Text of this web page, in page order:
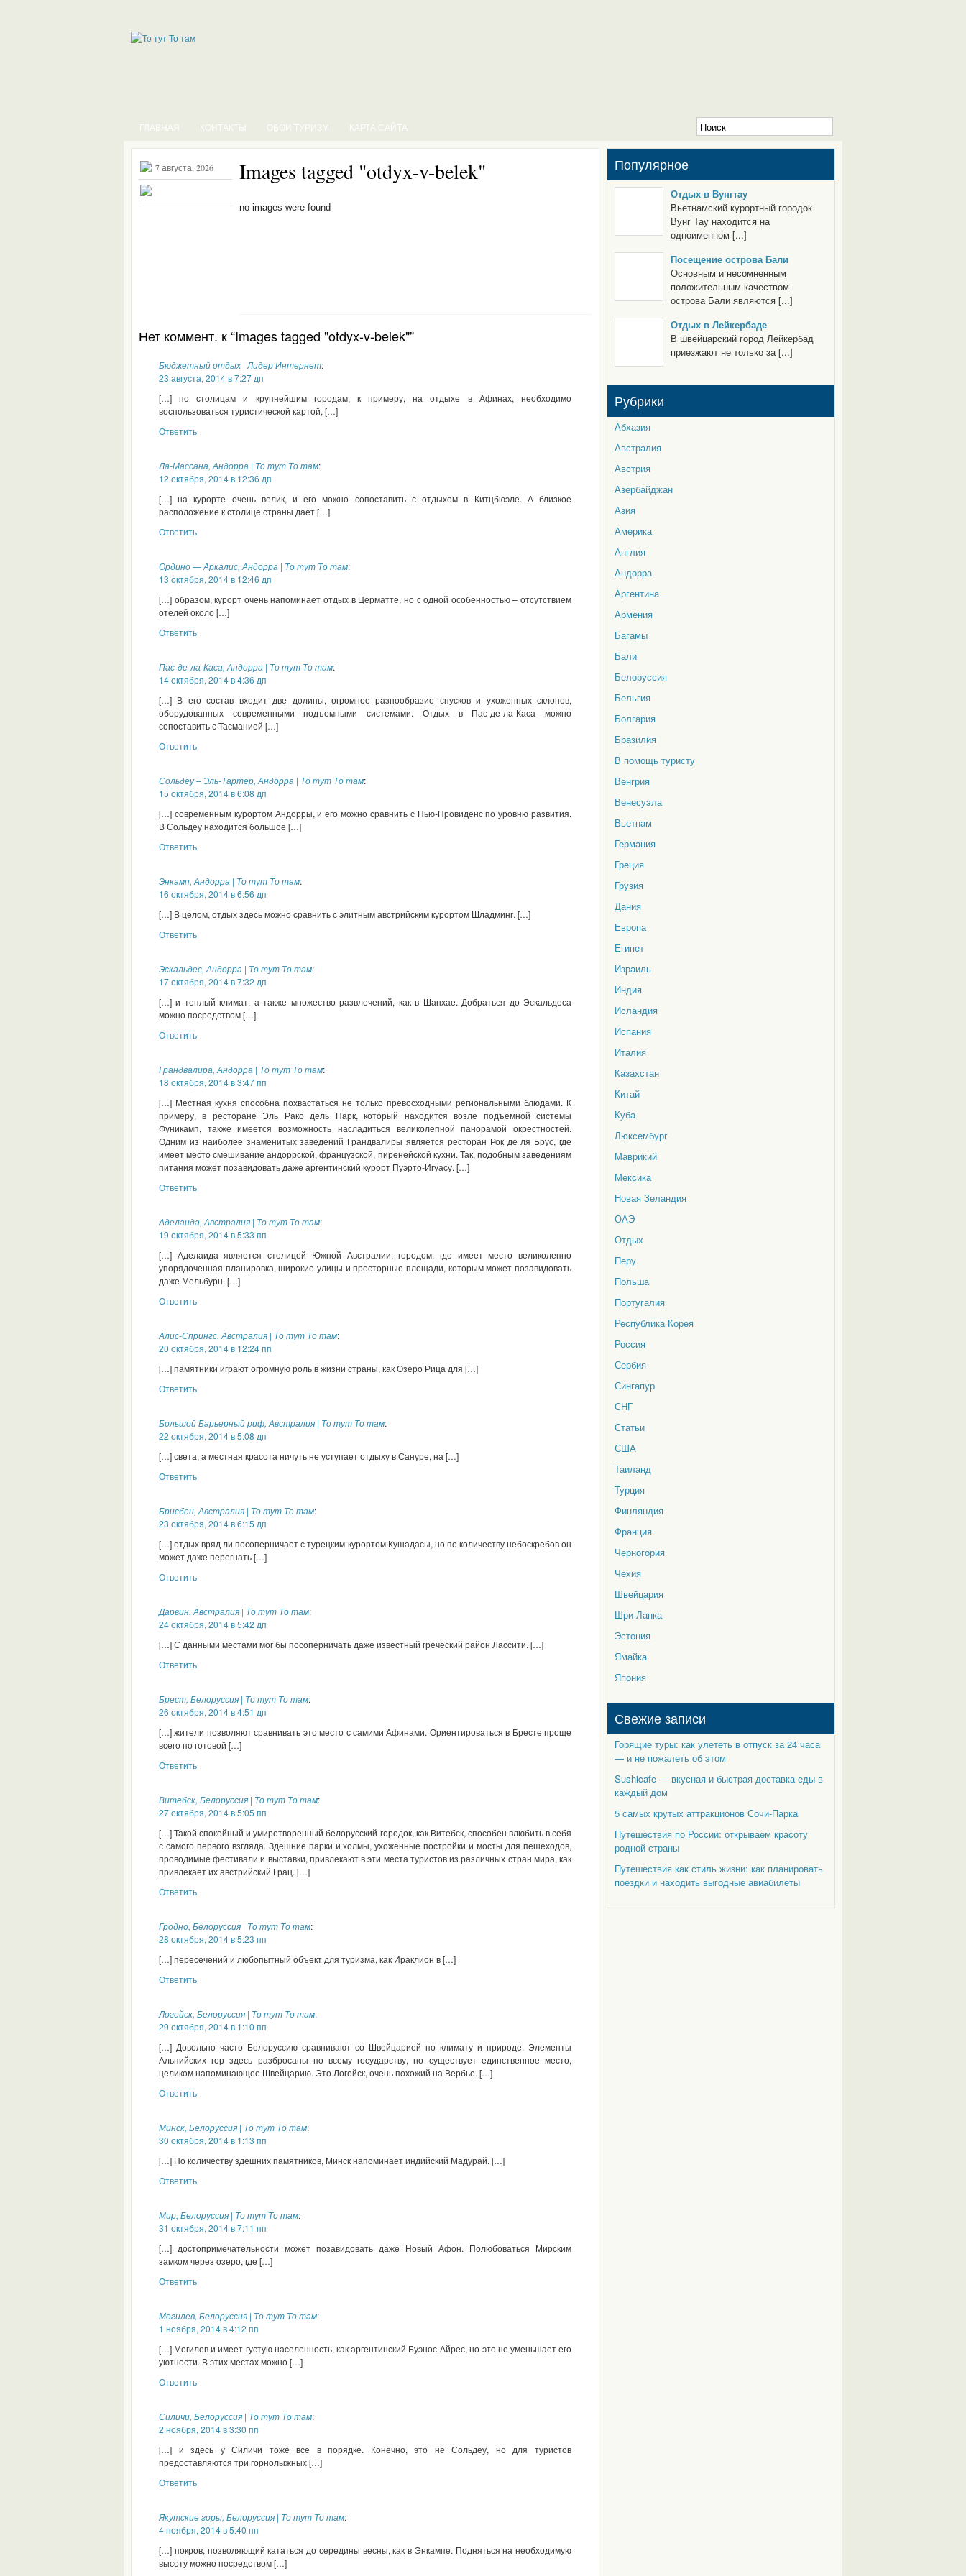
ГЛАВНАЯ КОНТАКТЫ ОБОИ ТУРИЗМ КАРТА САЙТА
7 августа, 2026 Images tagged "otdyx-v-belek"
no images were found
Нет коммент. к “Images tagged "otdyx-v-belek"”
Бюджетный отдых | Лидер Интернет:
23 августа, 2014 в 7:27 дп
[…] по столицам и крупнейшим городам, к примеру, на отдыхе в Афинах, необходимо
воспользоваться туристической картой, […]
Ответить
Ла-Массана, Андорра | То тут То там:
12 октября, 2014 в 12:36 дп
[…] на курорте очень велик, и его можно сопоставить с отдыхом в Китцбюэле. А близкое
расположение к столице страны дает […]
Ответить
Ордино — Аркалис, Андорра | То тут То там:
13 октября, 2014 в 12:46 дп
[…] образом, курорт очень напоминает отдых в Церматте, но с одной особенностью – отсутствием
отелей около […]
Ответить
Пас-де-ла-Каса, Андорра | То тут То там:
14 октября, 2014 в 4:36 дп
[…] В его состав входит две долины, огромное разнообразие спусков и ухоженных склонов,
оборудованных современными подъемными системами. Отдых в Пас-де-ла-Каса можно
сопоставить с Тасманией […]
Ответить
Сольдеу – Эль-Тартер, Андорра | То тут То там:
15 октября, 2014 в 6:08 дп
[…] современным курортом Андорры, и его можно сравнить с Нью-Провиденс по уровню развития.
В Сольдеу находится большое […]
Ответить
Энкамп, Андорра | То тут То там:
16 октября, 2014 в 6:56 дп
[…] В целом, отдых здесь можно сравнить с элитным австрийским курортом Шладминг. […]
Ответить
Эскальдес, Андорра | То тут То там:
17 октября, 2014 в 7:32 дп
[…] и теплый климат, а также множество развлечений, как в Шанхае. Добраться до Эскальдеса
можно посредством […]
Ответить
Грандвалира, Андорра | То тут То там:
18 октября, 2014 в 3:47 пп
[…] Местная кухня способна похвастаться не только превосходными региональными блюдами. К
примеру, в ресторане Эль Рако дель Парк, который находится возле подъемной системы
Фуникамп, также имеется возможность насладиться великолепной панорамой окрестностей.
Одним из наиболее знаменитых заведений Грандвалиры является ресторан Рок де ля Брус, где
имеет место смешивание андоррской, французской, пиренейской кухни. Так, подобным заведениям
питания может позавидовать даже аргентинский курорт Пуэрто-Игуасу. […]
Ответить
Аделаида, Австралия | То тут То там:
19 октября, 2014 в 5:33 пп
[…] Аделаида является столицей Южной Австралии, городом, где имеет место великолепно
упорядоченная планировка, широкие улицы и просторные площади, которым может позавидовать
даже Мельбурн. […]
Ответить
Алис-Спрингс, Австралия | То тут То там:
20 октября, 2014 в 12:24 пп
[…] памятники играют огромную роль в жизни страны, как Озеро Рица для […]
Ответить
Большой Барьерный риф, Австралия | То тут То там:
22 октября, 2014 в 5:08 дп
[…] света, а местная красота ничуть не уступает отдыху в Сануре, на […]
Ответить
Брисбен, Австралия | То тут То там:
23 октября, 2014 в 6:15 дп
[…] отдых вряд ли посоперничает с турецким курортом Кушадасы, но по количеству небоскребов он
может даже перегнать […]
Ответить
Дарвин, Австралия | То тут То там:
24 октября, 2014 в 5:42 дп
[…] С данными местами мог бы посоперничать даже известный греческий район Лассити. […]
Ответить
Брест, Белоруссия | То тут То там:
26 октября, 2014 в 4:51 дп
[…] жители позволяют сравнивать это место с самими Афинами. Ориентироваться в Бресте проще
всего по готовой […]
Ответить
Витебск, Белоруссия | То тут То там:
27 октября, 2014 в 5:05 пп
[…] Такой спокойный и умиротворенный белорусский городок, как Витебск, способен влюбить в себя
с самого первого взгляда. Здешние парки и холмы, ухоженные постройки и мосты для пешеходов,
проводимые фестивали и выставки, привлекают в эти места туристов из различных стран мира, как
привлекает их австрийский Грац. […]
Ответить
Гродно, Белоруссия | То тут То там:
28 октября, 2014 в 5:23 пп
[…] пересечений и любопытный объект для туризма, как Ираклион в […]
Ответить
Логойск, Белоруссия | То тут То там:
29 октября, 2014 в 1:10 пп
[…] Довольно часто Белоруссию сравнивают со Швейцарией по климату и природе. Элементы
Альпийских гор здесь разбросаны по всему государству, но существует единственное место,
целиком напоминающее Швейцарию. Это Логойск, очень похожий на Вербье. […]
Ответить
Минск, Белоруссия | То тут То там:
30 октября, 2014 в 1:13 пп
[…] По количеству здешних памятников, Минск напоминает индийский Мадурай. […]
Ответить
Мир, Белоруссия | То тут То там:
31 октября, 2014 в 7:11 пп
[…] достопримечательности может позавидовать даже Новый Афон. Полюбоваться Мирским
замком через озеро, где […]
Ответить
Могилев, Белоруссия | То тут То там:
1 ноября, 2014 в 4:12 пп
[…] Могилев и имеет густую населенность, как аргентинский Буэнос-Айрес, но это не уменьшает его
уютности. В этих местах можно […]
Ответить
Силичи, Белоруссия | То тут То там:
2 ноября, 2014 в 3:30 пп
[…] и здесь у Силичи тоже все в порядке. Конечно, это не Сольдеу, но для туристов
предоставляются три горнолыжных […]
Ответить
Якутские горы, Белоруссия | То тут То там:
4 ноября, 2014 в 5:40 пп
[…] покров, позволяющий кататься до середины весны, как в Энкампе. Подняться на необходимую
высоту можно посредством […]
Популярное
Отдых в Вунгтау
Вьетнамский курортный городок
Вунг Тау находится на
одноименном [...]
Посещение острова Бали
Основным и несомненным
положительным качеством
острова Бали являются [...]
Отдых в Лейкербаде
В швейцарский город Лейкербад
приезжают не только за [...]
Рубрики
Абхазия
Австралия
Австрия
Азербайджан
Азия
Америка
Англия
Андорра
Аргентина
Армения
Багамы
Бали
Белоруссия
Бельгия
Болгария
Бразилия
В помощь туристу
Венгрия
Венесуэла
Вьетнам
Германия
Греция
Грузия
Дания
Европа
Египет
Израиль
Индия
Исландия
Испания
Италия
Казахстан
Китай
Куба
Люксембург
Маврикий
Мексика
Новая Зеландия
ОАЭ
Отдых
Перу
Польша
Португалия
Республика Корея
Россия
Сербия
Сингапур
СНГ
Статьи
США
Таиланд
Турция
Финляндия
Франция
Черногория
Чехия
Швейцария
Шри-Ланка
Эстония
Ямайка
Япония
Свежие записи
Горящие туры: как улететь в отпуск за 24 часа
— и не пожалеть об этом
Sushicafe — вкусная и быстрая доставка еды в
каждый дом
5 самых крутых аттракционов Сочи-Парка
Путешествия по России: открываем красоту
родной страны
Путешествия как стиль жизни: как планировать
поездки и находить выгодные авиабилеты